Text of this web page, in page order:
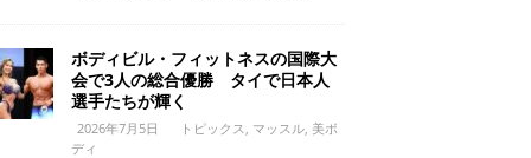
ボディビル・フィットネスの国際大
会で3人の総合優勝 タイで日本人
選手たちが輝く
2026年7月5日 トピックス マッスル, 美ボ
ディ